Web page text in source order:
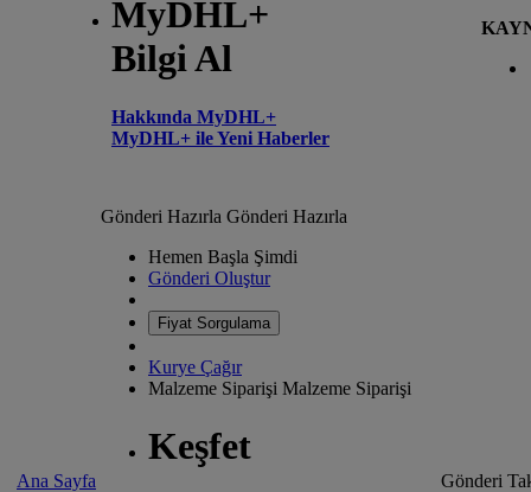
MyDHL+
Bilgi Al
Hakkında MyDHL+
MyDHL+ ile Yeni Haberler
Ana Sayfa
Gönderi Hazırla Gönderi Hazırla
Hemen Başla Şimdi
Gönderi Oluştur
Fiyat Sorgulama
Kurye Çağır
Malzeme Siparişi Malzeme Siparişi
Keşfet
Gönderi